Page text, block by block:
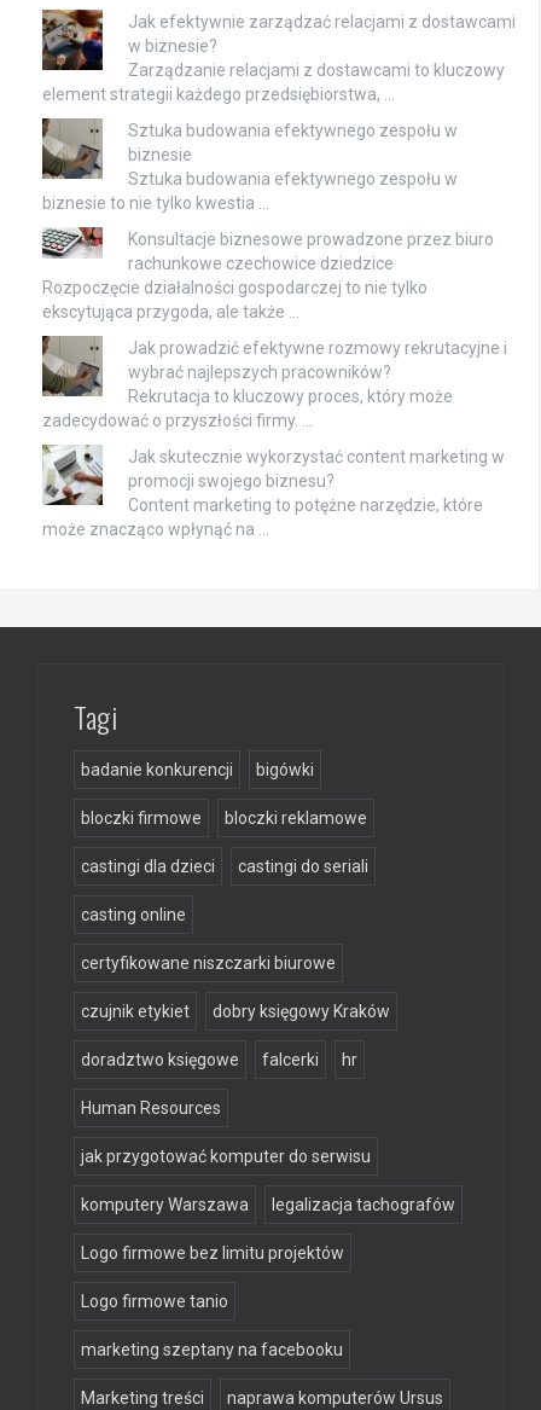
Jak efektywnie zarządzać relacjami z dostawcami
w biznesie?
Zarządzanie relacjami z dostawcami to kluczowy
element strategii każdego przedsiębiorstwa, …
Sztuka budowania efektywnego zespołu w
biznesie
Sztuka budowania efektywnego zespołu w
biznesie to nie tylko kwestia …
Konsultacje biznesowe prowadzone przez biuro
rachunkowe czechowice dziedzice
Rozpoczęcie działalności gospodarczej to nie tylko
ekscytująca przygoda, ale także …
Jak prowadzić efektywne rozmowy rekrutacyjne i
wybrać najlepszych pracowników?
Rekrutacja to kluczowy proces, który może
zadecydować o przyszłości firmy. …
Jak skutecznie wykorzystać content marketing w
promocji swojego biznesu?
Content marketing to potężne narzędzie, które
może znacząco wpłynąć na …
Tagi
badanie konkurencji bigówki
bloczki firmowe bloczki reklamowe
castingi dla dzieci castingi do seriali
casting online
certyfikowane niszczarki biurowe
czujnik etykiet dobry księgowy Kraków
doradztwo księgowe falcerki hr
Human Resources
jak przygotować komputer do serwisu
komputery Warszawa legalizacja tachografów
Logo firmowe bez limitu projektów
Logo firmowe tanio
marketing szeptany na facebooku
Marketing treści naprawa komputerów Ursus